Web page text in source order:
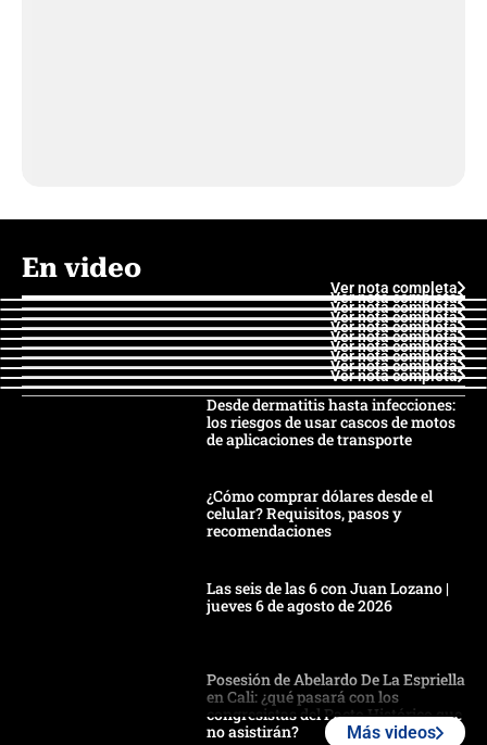
En video
Ver nota completa
Ver nota completa
Ver nota completa
Ver nota completa
Ver nota completa
Ver nota completa
Ver nota completa
Ver nota completa
Ver nota completa
Ver nota completa
Desde dermatitis hasta infecciones:
los riesgos de usar cascos de motos
de aplicaciones de transporte
¿Cómo comprar dólares desde el
celular? Requisitos, pasos y
recomendaciones
Las seis de las 6 con Juan Lozano |
jueves 6 de agosto de 2026
Posesión de Abelardo De La Espriella
en Cali: ¿qué pasará con los
congresistas del Pacto Histórico que
no asistirán?
Más videos